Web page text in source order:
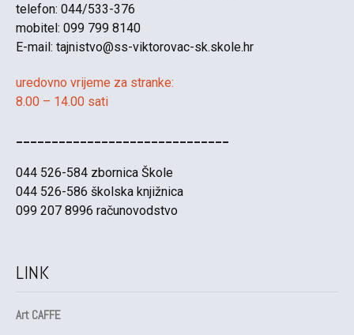
telefon: 044/533-376
mobitel: 099 799 8140
E-mail: tajnistvo@ss-viktorovac-sk.skole.hr
uredovno vrijeme za stranke:
8.00 – 14.00 sati
044 526-584 zbornica Škole
044 526-586 školska knjižnica
099 207 8996 računovodstvo
LINK
Art CAFFE